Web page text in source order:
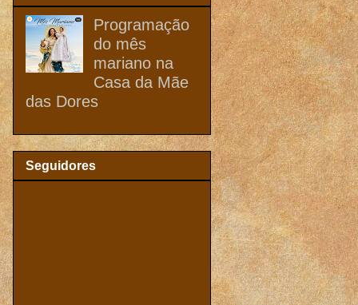
Programação
do mês
mariano na
Casa da Mãe
das Dores
Seguidores